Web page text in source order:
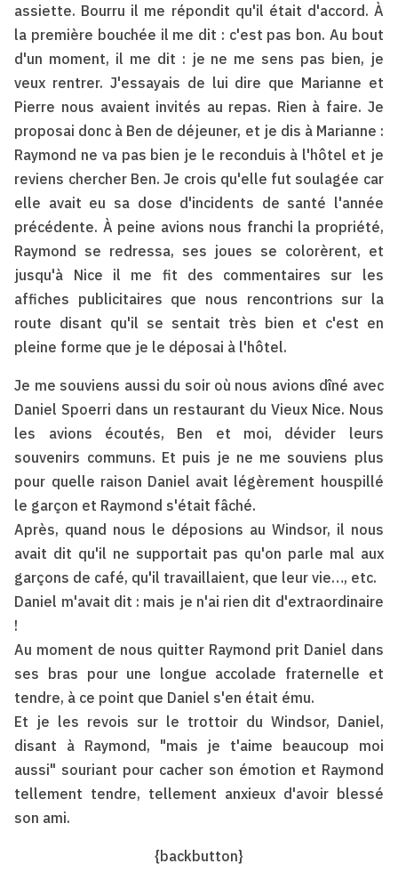
assiette. Bourru il me répondit qu'il était d'accord. À
la première bouchée il me dit : c'est pas bon. Au bout
d'un moment, il me dit : je ne me sens pas bien, je
veux rentrer. J'essayais de lui dire que Marianne et
Pierre nous avaient invités au repas. Rien à faire. Je
proposai donc à Ben de déjeuner, et je dis à Marianne :
Raymond ne va pas bien je le reconduis à l'hôtel et je
reviens chercher Ben. Je crois qu'elle fut soulagée car
elle avait eu sa dose d'incidents de santé l'année
précédente. À peine avions nous franchi la propriété,
Raymond se redressa, ses joues se colorèrent, et
jusqu'à Nice il me fit des commentaires sur les
affiches publicitaires que nous rencontrions sur la
route disant qu'il se sentait très bien et c'est en
pleine forme que je le déposai à l'hôtel.
Je me souviens aussi du soir où nous avions dîné avec
Daniel Spoerri dans un restaurant du Vieux Nice. Nous
les avions écoutés, Ben et moi, dévider leurs
souvenirs communs. Et puis je ne me souviens plus
pour quelle raison Daniel avait légèrement houspillé
le garçon et Raymond s'était fâché.
Après, quand nous le déposions au Windsor, il nous
avait dit qu'il ne supportait pas qu'on parle mal aux
garçons de café, qu'il travaillaient, que leur vie…, etc.
Daniel m'avait dit : mais je n'ai rien dit d'extraordinaire
!
Au moment de nous quitter Raymond prit Daniel dans
ses bras pour une longue accolade fraternelle et
tendre, à ce point que Daniel s'en était ému.
Et je les revois sur le trottoir du Windsor, Daniel,
disant à Raymond, "mais je t'aime beaucoup moi
aussi" souriant pour cacher son émotion et Raymond
tellement tendre, tellement anxieux d'avoir blessé
son ami.
{backbutton}